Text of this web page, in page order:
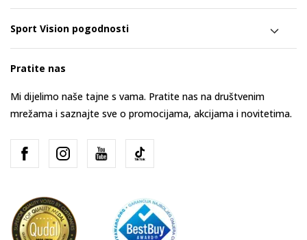
Sport Vision pogodnosti
Pratite nas
Mi dijelimo naše tajne s vama. Pratite nas na društvenim
mrežama i saznajte sve o promocijama, akcijama i novitetima.